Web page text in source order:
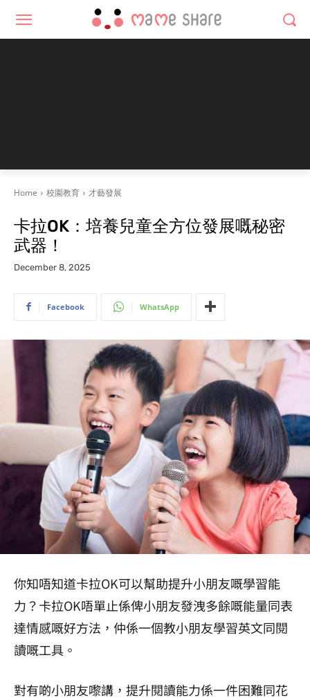
Home 校園教育 才藝發展
卡拉OK：培養兒童全方位發展嘅秘密
武器！
December 8, 2025
Facebook WhatsApp
你知唔知道卡拉OK可以幫助提升小朋友嘅學習能
力？卡拉OK唔單止係俾小朋友發洩多餘嘅能量同表
達情感嘅好方法，仲係一個教小朋友學習英文同閱
讀嘅工具。
對有啲小朋友嚟講，提升閱讀能力係一件困難同花